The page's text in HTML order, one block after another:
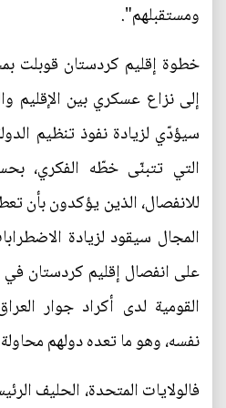
ومستقبلهم".
خطوة إقليم كردستان قوبلت
إلى نزاع عسكري بين الإقليم
سيؤدّي لزيادة نفوذ تنظيم
التي تتبنّى خطّه الفكري،
للانفصال، الذين يؤكدون بأن
المجال سيقود لزيادة
على انفصال إقليم كردستان
القومية لدى أكراد جوار
نفسه، وهو ما تعده دولهم
فالولايات المتحدة، الحليف